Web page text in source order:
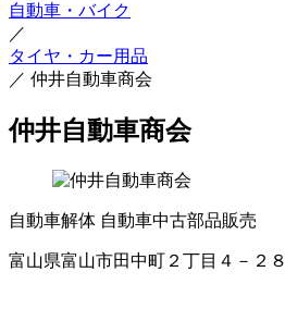
自動車・バイク
／
タイヤ・カー用品
／ 仲井自動車商会
仲井自動車商会
自動車解体 自動車中古部品販売
富山県富山市田中町２丁目４－２８